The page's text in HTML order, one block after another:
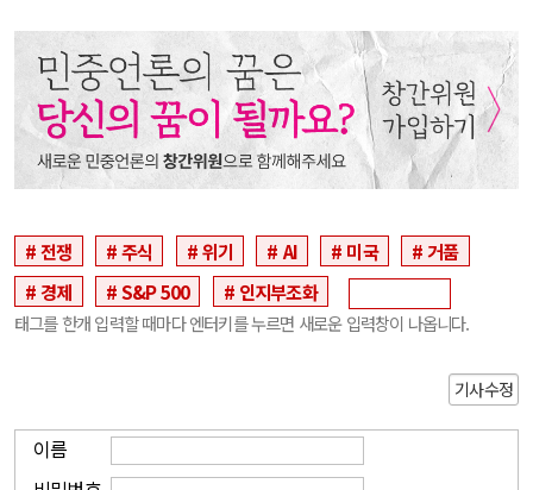
전쟁 주식 위기 AI 미국
거품
경제
S&P 500 인지부조화
태그를 한개 입력할 때마다 엔터키를 누르면 새로운 입력창이 나옵니다.
기사수정
이름